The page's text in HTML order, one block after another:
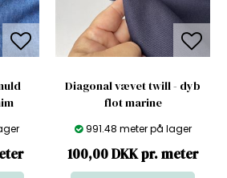
Diagonal vævet twill - dyb
flot marine
991.48 meter på lager
100,00 DKK pr. meter